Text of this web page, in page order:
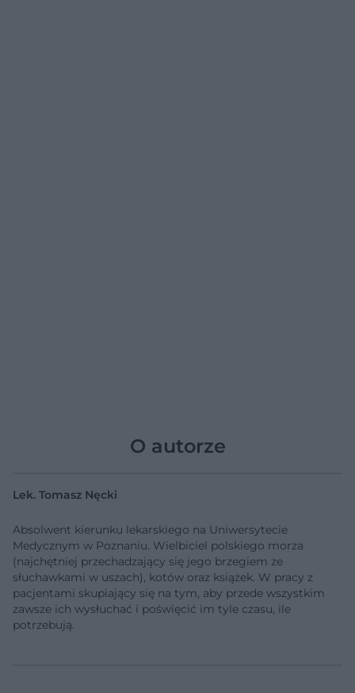
O autorze
Lek. Tomasz Nęcki
Absolwent kierunku lekarskiego na Uniwersytecie
Medycznym w Poznaniu. Wielbiciel polskiego morza
(najchętniej przechadzający się jego brzegiem ze
słuchawkami w uszach), kotów oraz książek. W pracy z
pacjentami skupiający się na tym, aby przede wszystkim
zawsze ich wysłuchać i poświęcić im tyle czasu, ile
potrzebują.